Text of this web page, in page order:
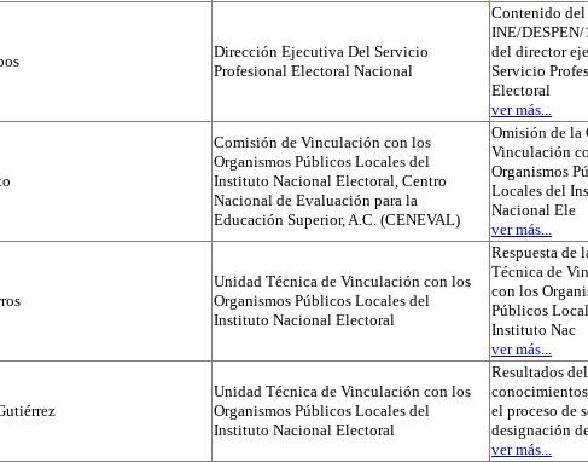
Dirección Ejecutiva Del Servicio
Profesional Electoral Nacional
Contenido
INE/
del director
Servicio
Electoral
ver más...
Comisión de Vinculación con los
Organismos Públicos Locales del
Instituto Nacional Electoral, Centro
Nacional de Evaluación para la
Educación Superior, A.C. (CENEVAL)
Omisión de la
Vinculación
Organismos
Locales del
Nacional Ele
ver más...
Unidad Técnica de Vinculación con los
Organismos Públicos Locales del
Instituto Nacional Electoral
Respuesta de
Técnica de
con los
Públicos
Instituto Nac
ver más...
Unidad Técnica de Vinculación con los
Organismos Públicos Locales del
Instituto Nacional Electoral
Resultados
el proceso de
designación
ver más...